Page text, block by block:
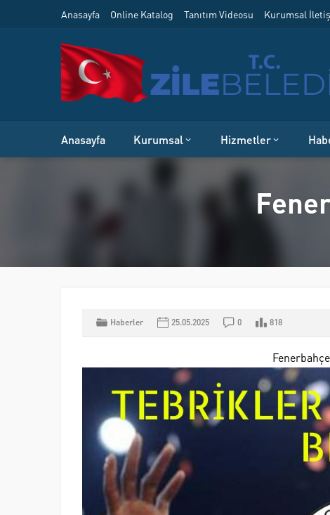
Anasayfa Online Katalog Tanıtım Videosu Kurumsal
Anasayfa Kurumsal Hizmetler
Haberler 25.05.2025 0 818